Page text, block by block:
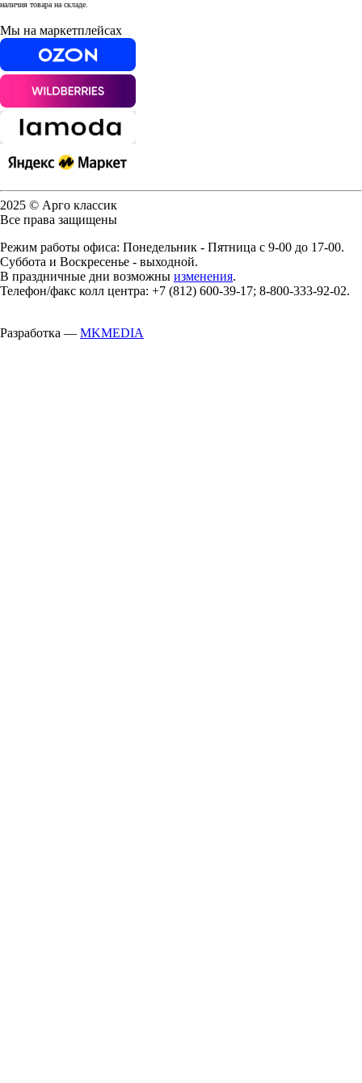
наличия товара на складе.
Мы на маркетплейсах
2025 © Арго классик
Все права защищены
Режим работы офиса: Понедельник - Пятница с 9-00 до 17-00.
Суббота и Воскресенье - выходной.
В праздничные дни возможны изменения.
Телефон/факс колл центра: +7 (812) 600-39-17; 8-800-333-92-02.
Разработка — MKMEDIA